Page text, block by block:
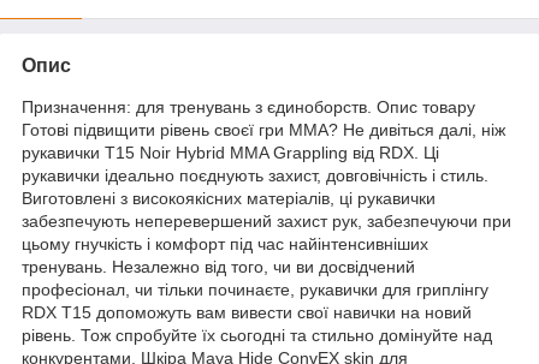
Опис
Призначення: для тренувань з єдиноборств. Опис товару
Готові підвищити рівень своєї гри ММА? Не дивіться далі, ніж
рукавички T15 Noir Hybrid MMA Grappling від RDX. Ці
рукавички ідеально поєднують захист, довговічність і стиль.
Виготовлені з високоякісних матеріалів, ці рукавички
забезпечують неперевершений захист рук, забезпечуючи при
цьому гнучкість і комфорт під час найінтенсивніших
тренувань. Незалежно від того, чи ви досвідчений
професіонал, чи тільки починаєте, рукавички для гриплінгу
RDX T15 допоможуть вам вивести свої навички на новий
рівень. Тож спробуйте їх сьогодні та стильно домінуйте над
конкурентами. Шкіра Maya Hide ConvEX skin для